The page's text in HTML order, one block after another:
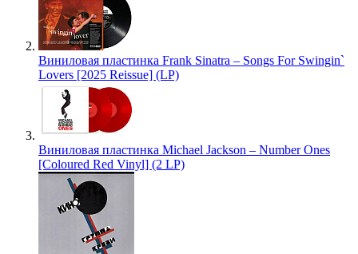
Виниловая пластинка Frank Sinatra – Songs For Swingin`
Lovers [2025 Reissue] (LP)
Виниловая пластинка Michael Jackson – Number Ones
[Coloured Red Vinyl] (2 LP)